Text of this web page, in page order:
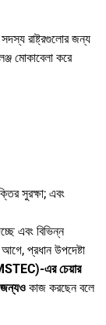
রাষ্ট্রগুলোর জন্য
মোকাবেলা করে
সুরক্ষা; এবং
এবং বিভিন্ন
প্রধান উপদেষ্টা
এর চেয়ার
জন্যও কাজ করছেন বলে